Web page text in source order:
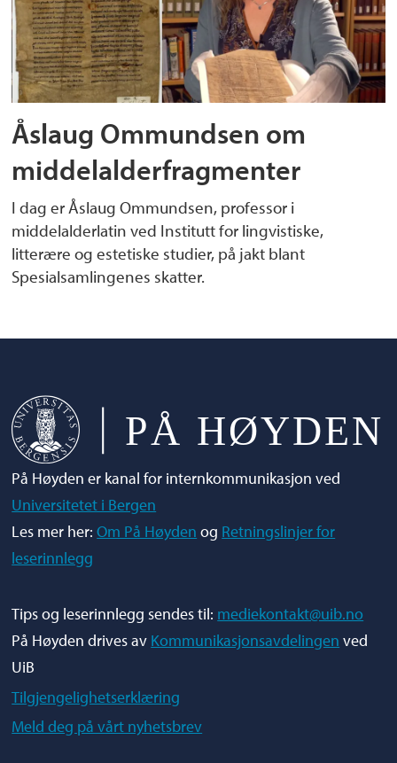
Åslaug Ommundsen om
middelalderfragmenter
I dag er Åslaug Ommundsen, professor i
middelalderlatin ved Institutt for lingvistiske,
litterære og estetiske studier, på jakt blant
Spesialsamlingenes skatter.
På Høyden er kanal for internkommunikasjon ved
Universitetet i Bergen
Les mer her:Om På Høyden og Retningslinjer for
leserinnlegg
Tips og leserinnlegg sendes til: mediekontakt@uib.no
På Høyden drives av Kommunikasjonsavdelingen ved
UiB
Tilgjengelighetserklæring
Meld deg på vårt nyhetsbrev